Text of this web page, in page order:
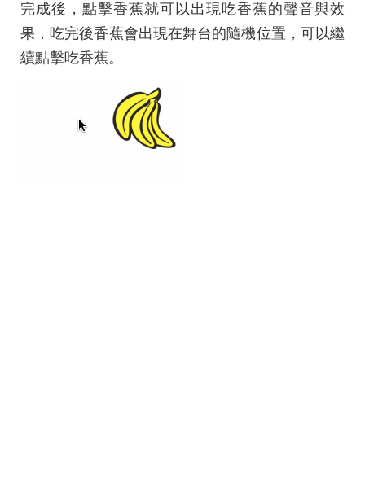
完成後，點擊香蕉就可以出現吃香蕉的聲音與效
果，吃完後香蕉會出現在舞台的隨機位置，可以繼
續點擊吃香蕉。